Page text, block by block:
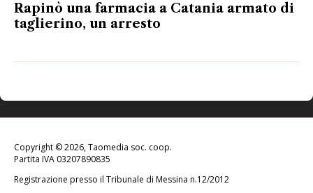
Rapinò una farmacia a Catania armato di
taglierino, un arresto
Copyright © 2026, Taomedia soc. coop.
Partita IVA 03207890835
Registrazione presso il Tribunale di Messina n.12/2012